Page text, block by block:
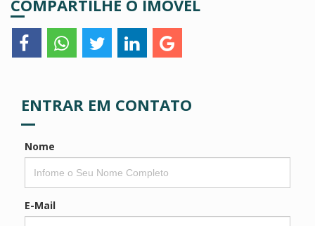
COMPARTILHE O IMÓVEL
ENTRAR EM CONTATO
Nome
E-Mail